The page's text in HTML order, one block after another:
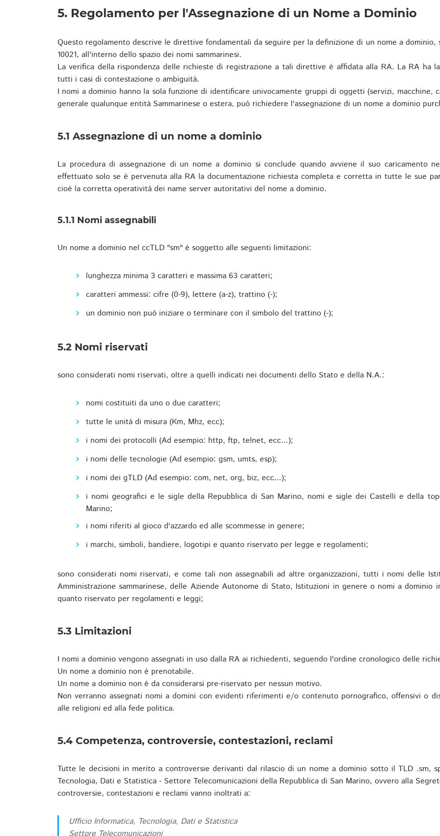
5. Regolamento per l'Assegnazione di un Nome a Dominio
Questo regolamento descrive le direttive fondamentali da seguire per la definizione di un nome a
10021, all'interno dello spazio dei nomi sammarinesi.
La verifica della rispondenza delle richieste di registrazione a tali direttive è affidata alla RA. La RA ha
tutti i casi di contestazione o ambiguità.
I nomi a dominio hanno la sola funzione di identificare univocamente gruppi di oggetti (servizi, macchine,
generale qualunque entità Sammarinese o estera, può richiedere l'assegnazione di un nome a dominio
5.1 Assegnazione di un nome a dominio
La procedura di assegnazione di un nome a dominio si conclude quando avviene il suo caricamento
effettuato solo se è pervenuta alla RA la documentazione richiesta completa e corretta in tutte le sue
cioè la corretta operatività dei name server autoritativi del nome a dominio.
5.1.1 Nomi assegnabili
Un nome a dominio nel ccTLD "sm" è soggetto alle seguenti limitazioni:
lunghezza minima 3 caratteri e massima 63 caratteri;
caratteri ammessi: cifre (0-9), lettere (a-z), trattino (-);
un dominio non può iniziare o terminare con il simbolo del trattino (-);
5.2 Nomi riservati
sono considerati nomi riservati, oltre a quelli indicati nei documenti dello Stato e della N.A.:
nomi costituiti da uno o due caratteri;
tutte le unità di misura (Km, Mhz, ecc);
i nomi dei protocolli (Ad esempio: http, ftp, telnet, ecc...);
i nomi delle tecnologie (Ad esempio: gsm, umts, esp);
i nomi dei gTLD (Ad esempio: com, net, org, biz, ecc...);
i nomi geografici e le sigle della Repubblica di San Marino, nomi e sigle dei Castelli e della
Marino;
i nomi riferiti al gioco d'azzardo ed alle scommesse in genere;
i marchi, simboli, bandiere, logotipi e quanto riservato per legge e regolamenti;
sono considerati nomi riservati, e come tali non assegnabili ad altre organizzazioni, tutti i nomi delle
Amministrazione sammarinese, delle Aziende Autonome di Stato, Istituzioni in genere o nomi a dominio
quanto riservato per regolamenti e leggi;
5.3 Limitazioni
I nomi a dominio vengono assegnati in uso dalla RA ai richiedenti, seguendo l'ordine cronologico delle
Un nome a dominio non è prenotabile.
Un nome a dominio non è da considerarsi pre-riservato per nessun motivo.
Non verranno assegnati nomi a domini con evidenti riferimenti e/o contenuto pornografico, offensivi o
alle religioni ed alla fede politica.
5.4 Competenza, controversie, contestazioni, reclami
Tutte le decisioni in merito a controversie derivanti dal rilascio di un nome a dominio sotto il TLD .sm,
Tecnologia, Dati e Statistica - Settore Telecomunicazioni della Repubblica di San Marino, ovvero alla
controversie, contestazioni e reclami vanno inoltrati a:
Ufficio Informatica, Tecnologia, Dati e Statistica